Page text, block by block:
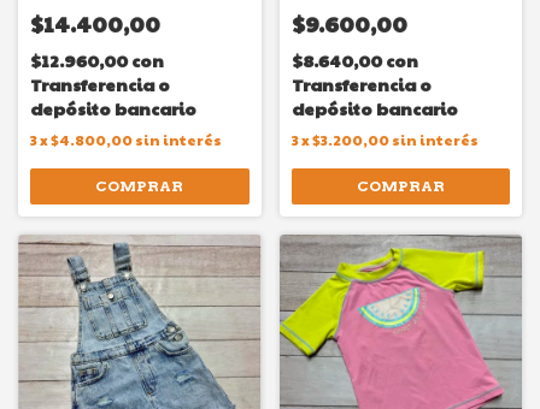
$14.400,00
$12.960,00con
Transferencia o
depósito bancario
3x$4.800,00sin interés
COMPRAR
$9.600,00
$8.640,00con
Transferencia o
depósito bancario
3x$3.200,00 sin interés
COMPRAR